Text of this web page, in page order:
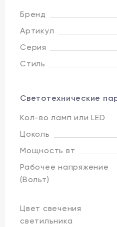
Бренд
Артикул
Серия
Стиль
Светотехнические
Кол-во ламп или LED
Цоколь
Мощность вт
Рабочее напряжение
(Вольт)
Цвет свечения
светильника